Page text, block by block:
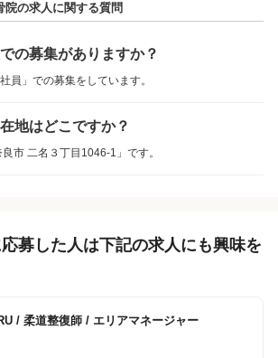
院
院の求人に関する質問
の募集がありますか？
員」での募集をしています。
地はどこですか？
市 二名３丁目1046-1」です。
募した人は下記の求人にも興味を
/ 柔道整復師 / エリアマネージャー